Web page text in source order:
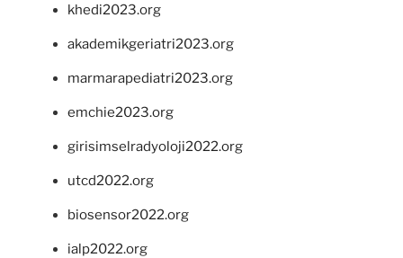
khedi2023.org
akademikgeriatri2023.org
marmarapediatri2023.org
emchie2023.org
girisimselradyoloji2022.org
utcd2022.org
biosensor2022.org
ialp2022.org